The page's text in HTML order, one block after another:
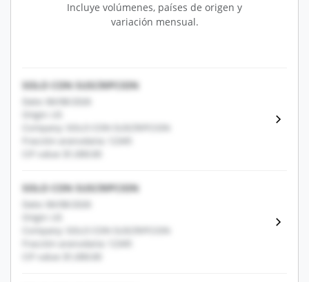
Incluye volúmenes, países de origen y
variación mensual.
SOLO CON SUSCRIPCION
Date: 06/08/2026
Origin: US
Company: SOLO CON SUSCRIPCION
Fracción arancelaria: 12345
CIF value: $1,000.00
SOLO CON SUSCRIPCION
Date: 06/08/2026
Origin: US
Company: SOLO CON SUSCRIPCION
Fracción arancelaria: 12345
CIF value: $1,000.00